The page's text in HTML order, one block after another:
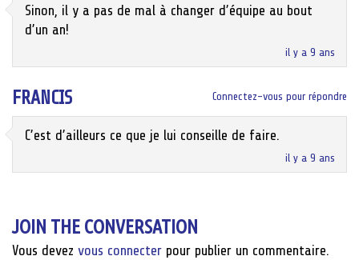
il y a 9 ans
Sinon, il y a pas de mal à changer d’équipe au bout
d’un an!
FRANCIS
il y a 9 ans
C’est d’ailleurs ce que je lui conseille de faire.
Connectez-vous pour répondre
JOIN THE CONVERSATION
Vous devez vous connecter pour publier un commentaire.